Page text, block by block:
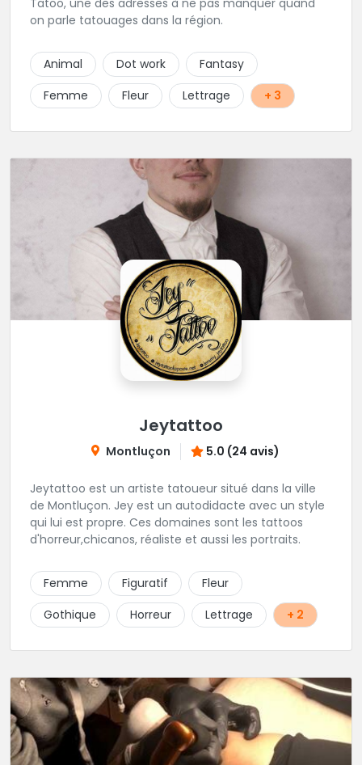
Tatoo, une des adresses à ne pas manquer quand
on parle tatouages dans la région.
Animal Dot work
Fantasy
Femme
Fleur Lettrage + 3
Jeytattoo
Montluçon 5.0 (24 avis)
Jeytattoo est un artiste tatoueur situé dans la ville
de Montluçon. Jey est un autodidacte avec un style
qui lui est propre. Ces domaines sont les tattoos
d'horreur,chicanos, réaliste et aussi les portraits.
Femme Figuratif
Fleur
Gothique
Horreur Lettrage + 2